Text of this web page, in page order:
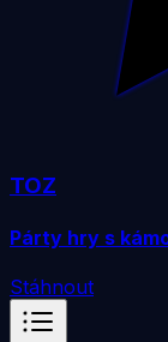
TOZ
Párty hry s
Stáhnout